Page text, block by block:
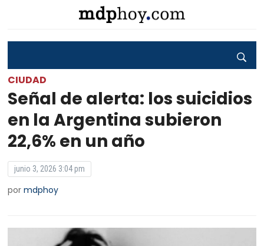
CIUDAD
Señal de alerta: los suicidios
en la Argentina subieron
22,6% en un año
junio 3, 2026 3:04 pm
pormdphoy